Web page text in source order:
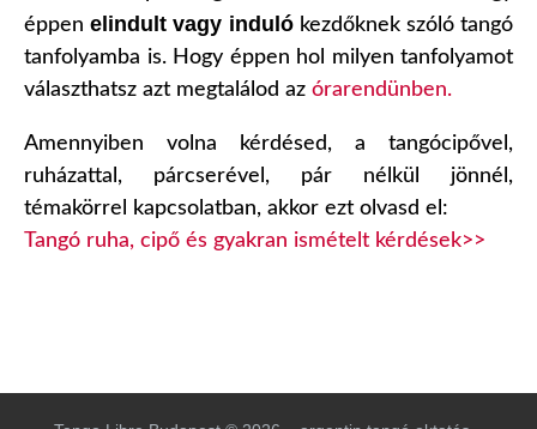
éppenelindult vagy indulókezdőknek szóló tangó
tanfolyamba is. Hogy éppen hol milyen tanfolyamot
választhatsz azt megtalálod az órarendünben.
Amennyiben volna kérdésed, a tangócipővel,
ruházattal, párcserével, pár nélkül jönnél,
témakörrel kapcsolatban, akkor ezt olvasd el:
Tangó ruha, cipő és gyakran ismételt kérdések>>